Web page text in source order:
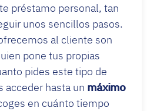
préstamo personal, tan
unos sencillos pasos.
al cliente son
pone tus propias
pides este tipo de
acceder hasta un máximo
en cuánto tiempo